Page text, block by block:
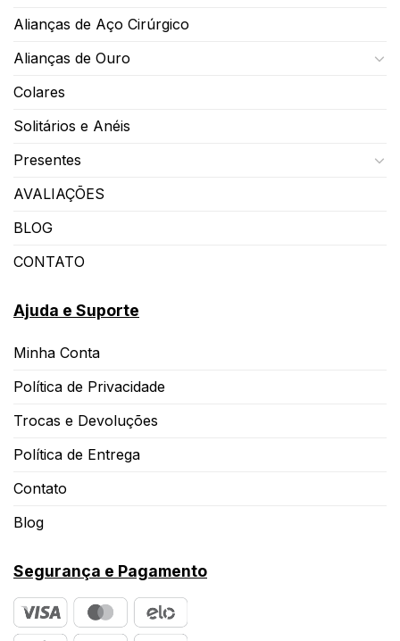
Alianças de Aço Cirúrgico
Alianças de Ouro
Colares
Solitários e Anéis
Presentes
AVALIAÇÕES
BLOG
CONTATO
Ajuda e Suporte
Minha Conta
Política de Privacidade
Trocas e Devoluções
Política de Entrega
Contato
Blog
Segurança e Pagamento